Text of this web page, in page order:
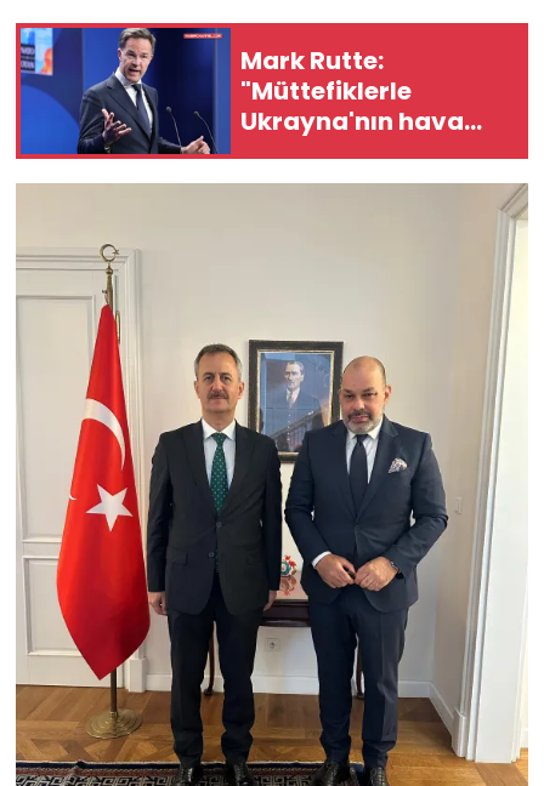
Mark Rutte:
"Müttefiklerle
Ukrayna'nın hava
savunma
ihtiyaçlarını